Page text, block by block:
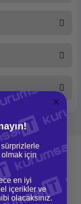
İade ve Değişim
iade ve değişim imkanı
için
en iyi
içerikler ve
olacaksınız.